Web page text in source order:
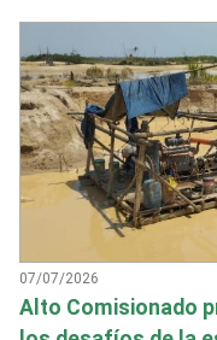
07/07/2026
Alto Comisionado